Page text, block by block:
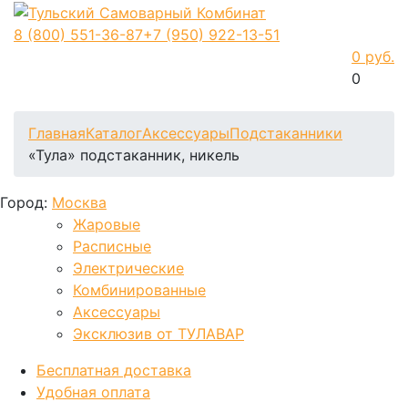
8 (800) 551-36-87+7 (950) 922-13-51
0 руб.
0
ГлавнаяКаталогАксессуарыПодстаканники
«Тула» подстаканник, никель
Город: Москва
Жаровые
Расписные
Электрические
Комбинированные
Аксессуары
Эксклюзив от ТУЛАВАР
Бесплатная доставка
Удобная оплата